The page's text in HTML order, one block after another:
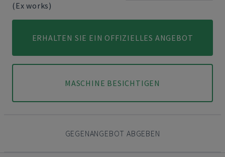
(Ex works)
ERHALTEN SIE EIN OFFIZIELLES ANGEBOT
MASCHINE BESICHTIGEN
GEGENANGEBOT ABGEBEN